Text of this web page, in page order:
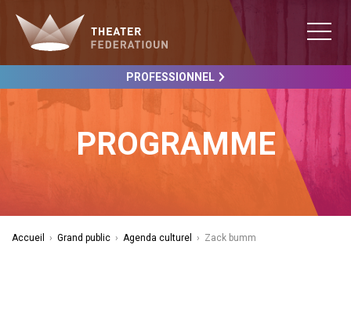
PROFESSIONNEL
PROGRAMME
Accueil › Grand public › Agenda culturel › Zack bumm